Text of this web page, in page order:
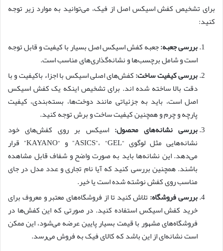
برای تشخیص کفش اسیکس اصل از فیک، می‌توانید به موارد زیر توجه
کنید:
بررسی جعبه:جعبه کفش اسیکس اصل بسیار با کیفیت و قابل توجه
است و شامل برچسب‌ها و نشانه‌گذاری‌های مناسب است.
بررسی کیفیت ساخت:کفش‌های اصلی اسیکس با اجزاء باکیفیت و با
دقت بالا ساخته شده اند. برای تشخیص اینکه یک کفش اسیکس
اصل است، باید به جزئیاتی مانند دوخت‌ها، بسته‌بندی، کیفیت
پارچه و چرم و همچنین کیفیت ساخت و برش توجه کنید.
بررسی نشانه‌های محصول: اسیکس بر روی کفش‌های خود
نشانه‌هایی مثل لوگوی “ASICS”، “GEL” و “KAYANO” قرار
می‌دهد. این نشانه‌ها باید به صورت واضح و شفاف قابل مشاهده
باشند. همچنین بررسی کنید که آیا نام تجاری و عدد مدل در جای
مناسب روی کفش نوشته شده است یا خیر.
بررسی فروشگاه: تلاش کنید تا از فروشگاه‌های معتبر و معروف برای
خرید کفش اسیکس استفاده کنید. در صورتی که این کفش‌ها در
فروشگاه‌های مشهور با قیمت بسیار پایین عرضه می‌شود، این ممکن
است نشانه‌ای از این باشد که کالای فیک به فروش می‌رسد.